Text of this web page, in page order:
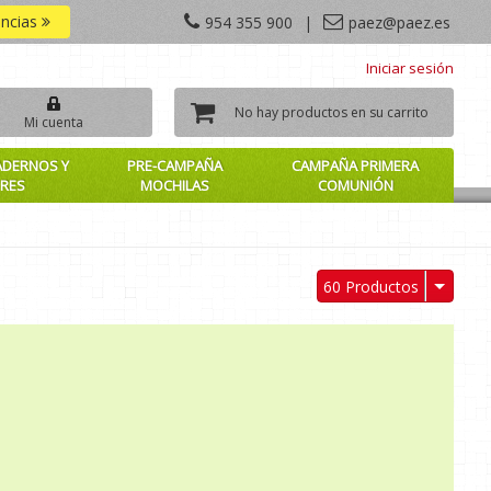
954 355 900 | paez@paez.es
Iniciar sesión
Mi cuenta
No hay productos en su carrito
Y
PRE-CAMPAÑA
MOCHILAS
CAMPAÑA PRIMERA
COMUNIÓN
60 Productos